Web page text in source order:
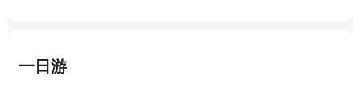
一日游